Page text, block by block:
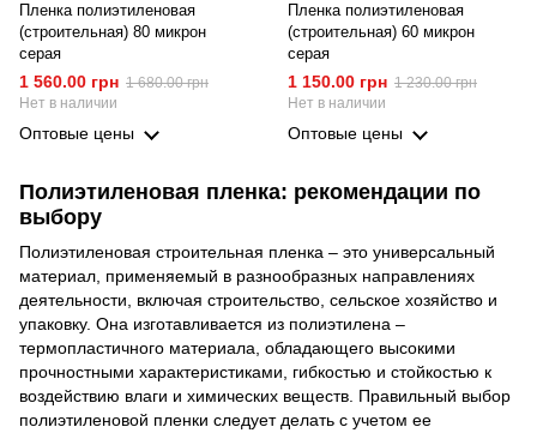
Пленка полиэтиленовая
(строительная) 80 микрон
серая
1 560.00 грн 1 680.00 грн
Нет в наличии
Оптовые цены
Пленка полиэтиленовая
(строительная) 60 микрон
серая
1 150.00 грн 1 230.00 грн
Нет в наличии
Оптовые цены
Полиэтиленовая пленка: рекомендации по
выбору
Полиэтиленовая строительная пленка – это универсальный
материал, применяемый в разнообразных направлениях
деятельности, включая строительство, сельское хозяйство и
упаковку. Она изготавливается из полиэтилена –
термопластичного материала, обладающего высокими
прочностными характеристиками, гибкостью и стойкостью к
воздействию влаги и химических веществ. Правильный выбор
полиэтиленовой пленки следует делать с учетом ее